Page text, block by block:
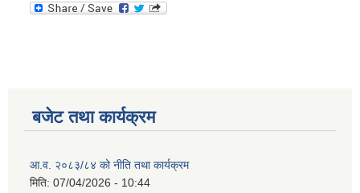
बजेट तथा कार्यक्रम
आ.व. २०८३/८४ को नीति तथा कार्यक्रम
मिति: 07/04/2026 - 10:44